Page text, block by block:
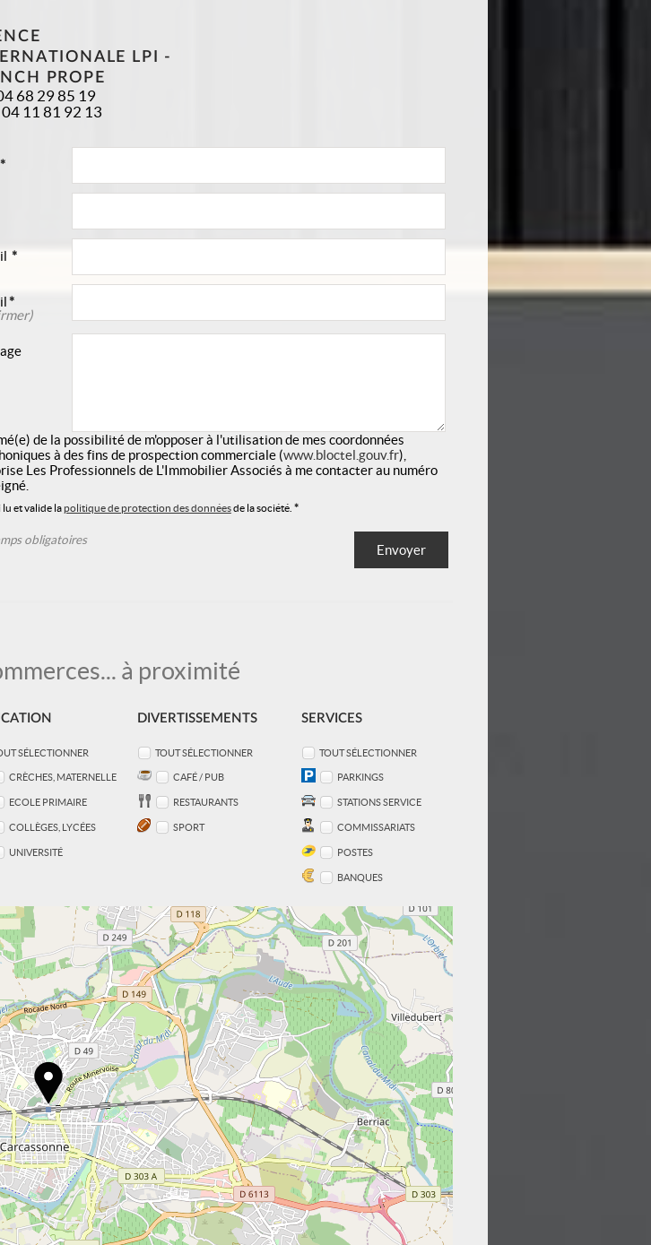
LPI -
PROPE
68 29 85 19
04 11 81 92 13
*
*
*
de la possibilité de m'opposer à l'utilisation de mes coordonnées
à des fins de prospection commerciale (www.bloctel.gouv.fr),
Les Professionnels de L'Immobilier Associés à me contacter au numéro
lu et valide lapolitique de protection des donnéesde la société. *
obligatoires
à proximité
SÉLECTIONNER
CRÈCHES, MATERNELLE
ECOLE PRIMAIRE
COLLÈGES, LYCÉES
UNIVERSITÉ
DIVERTISSEMENTS
TOUT SÉLECTIONNER
CAFÉ / PUB
RESTAURANTS
SPORT
SERVICES
TOUT SÉLECTIONNER
PARKINGS
STATIONS SERVICE
COMMISSARIATS
POSTES
BANQUES